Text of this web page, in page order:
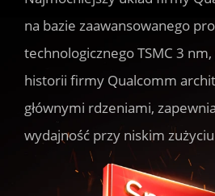
na bazie zaawansowanego
technologicznego TSMC 3
historii firmy Qualcomm
głównymi rdzeniami,
wydajność przy niskim